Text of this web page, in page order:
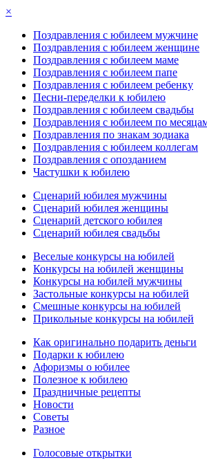
×
Поздравления с юбилеем мужчине
Поздравления с юбилеем женщине
Поздравления с юбилеем маме
Поздравления с юбилеем папе
Поздравления с юбилеем ребенку
Песни-переделки к юбилею
Поздравления с юбилеем свадьбы
Поздравления с юбилеем по
Поздравления по знакам зодиака
Поздравления с юбилеем коллегам
Поздравления с опозданием
Частушки к юбилею
Сценарий юбилея мужчины
Сценарий юбилея женщины
Сценарий детского юбилея
Сценарий юбилея свадьбы
Веселые конкурсы на юбилей
Конкурсы на юбилей женщины
Конкурсы на юбилей мужчины
Застольные конкурсы на юбилей
Смешные конкурсы на юбилей
Прикольные конкурсы на юбилей
Как оригинально подарить деньги
Подарки к юбилею
Афоризмы о юбилее
Полезное к юбилею
Праздничные рецепты
Новости
Советы
Разное
Голосовые открытки